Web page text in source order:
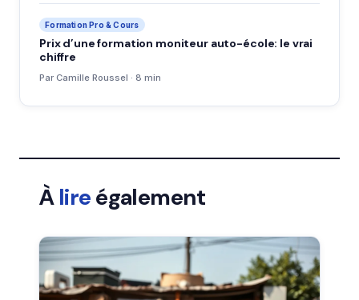
Formation Pro & Cours
Prix d’une formation moniteur auto-école: le vrai
chiffre
Par Camille Roussel · 8 min
Àlireégalement